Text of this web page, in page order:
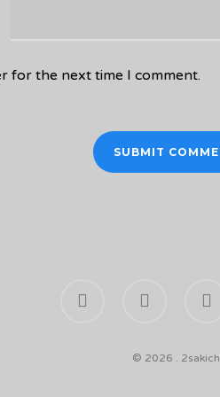
for the next time I comment.
© 2026 . 2sakich